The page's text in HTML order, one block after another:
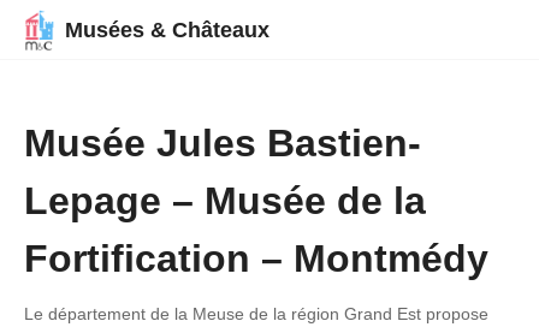
Musées & Châteaux
Musée Jules Bastien-
Lepage – Musée de la
Fortification – Montmédy
Le département de la Meuse de la région Grand Est propose